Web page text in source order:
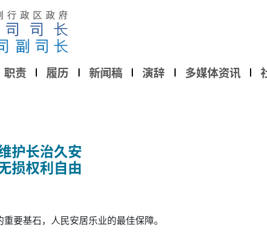
职责 履历 新闻稿 演辞 多媒体资讯
护长治久安
损权利自由
要基石，人民安居乐业的最佳保障。